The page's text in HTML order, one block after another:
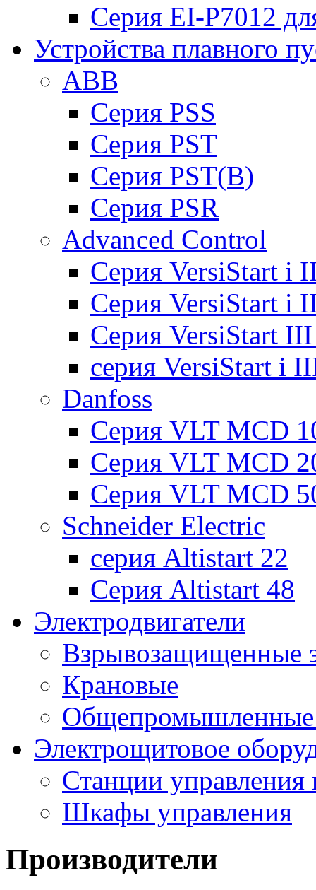
Серия EI-P7012
Устройства плавного
ABB
Cерия PSS
Cерия PST
Cерия PST(B)
Серия PSR
Advanced Control
Cерия VersiStart i
Cерия VersiStart i
Cерия VersiStart
серия VersiStart i
Danfoss
Серия VLT MCD
Серия VLT MCD
Серия VLT MCD
Schneider Electric
серия Altistart 22
Серия Altistart 48
Электродвигатели
Взрывозащищенные
Крановые
Общепромышленные
Электрощитовое
Станции управления
Шкафы управления
Производители